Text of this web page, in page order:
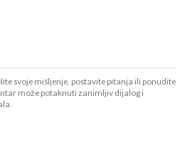
svoje mišljenje, postavite pitanja ili ponudite
može potaknuti zanimljiv dijalog i